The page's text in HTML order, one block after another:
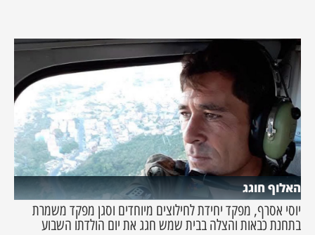
האלוף חוגג
יוסי אסרף, מפקד יחידת לחילוצים מיוחדים וסגן מפקד משמרת
בתחנת כבאות והצלה בבית שמש חגג את יום הולדתו השבוע